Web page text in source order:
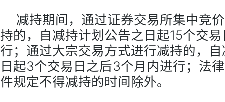
减持期间，通过证券交易所集中竞
持的，自减持计划公告之日起15个交
行；通过大宗交易方式进行减持的，
日起3个交易日之后3个月内进行；法
件规定不得减持的时间除外。